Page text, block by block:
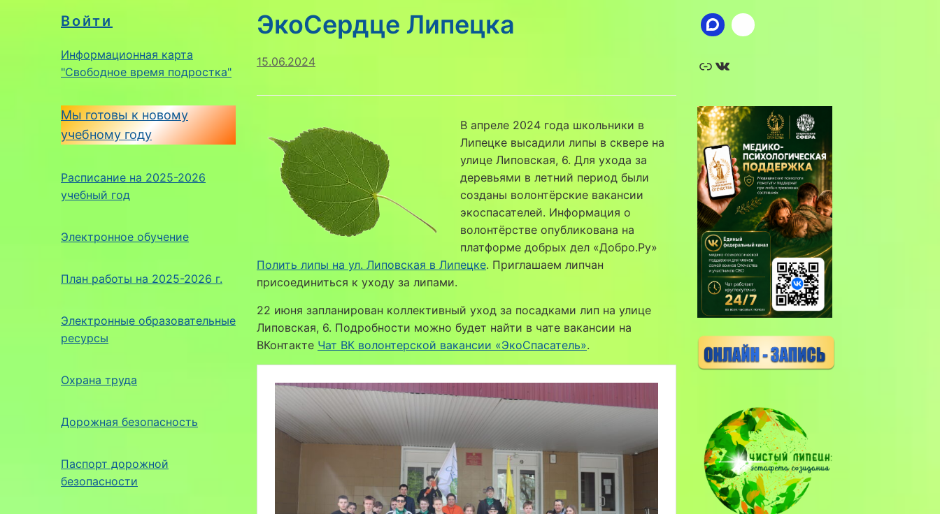
Войти
Информационная карта
"Свободное время подростка"
Мы готовы к новому
учебному году
Расписание на 2025-2026
учебный год
Электронное обучение
План работы на 2025-2026 г.
Электронные образовательные
ресурсы
Охрана труда
Дорожная безопасность
Паспорт дорожной
безопасности
ЭкоСердце Липецка
15.06.2024
В апреле 2024 года школьники в
Липецке высадили липы в сквере на
улице Липовская, 6. Для ухода за
деревьями в летний период были
созданы волонтёрские вакансии
экоспасателей. Информация о
волонтёрстве опубликована на
платформе добрых дел «Добро.Ру»
Полить липы на ул. Липовская в Липецке. Приглашаем липчан
присоединиться к уходу за липами.
22 июня запланирован коллективный уход за посадками лип на улице
Липовская, 6. Подробности можно будет найти в чате вакансии на
ВКонтакте Чат ВК волонтерской вакансии «ЭкоСпасатель».
Ссылка